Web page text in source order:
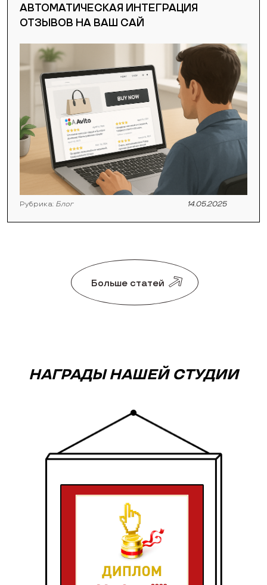
АВТОМАТИЧЕСКАЯ ИНТЕГРАЦИЯ
ОТЗЫВОВ НА ВАШ САЙ
Рубрика: Блог 14.05.2025
Больше статей
НАГРАДЫ НАШЕЙ СТУДИИ